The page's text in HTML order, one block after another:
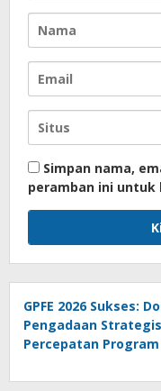
Simpan nama,
peramban ini
GPFE 2026 Sukses:
Pengadaan
Percepatan